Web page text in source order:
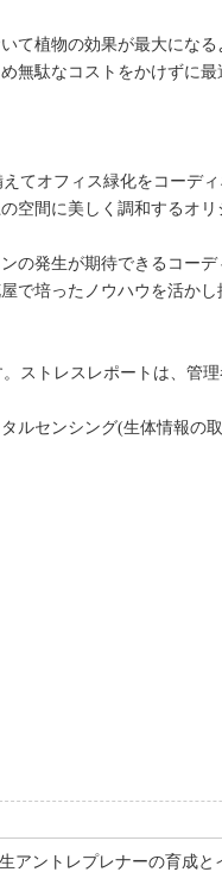
植物の効果が最大になる
無駄なコストをかけずに
てオフィス緑化をコーデ
空間に美しく調和するオ
の発生が期待できるコー
で培ったノウハウを活かし
ストレスレポートは、管
ルセンシング(生体情報の
アントレプレナーの育成